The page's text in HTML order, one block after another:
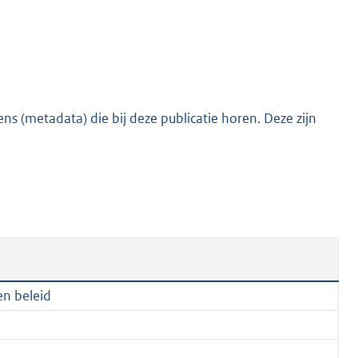
K
(metadata) die bij deze publicatie horen. Deze zijn
beleid